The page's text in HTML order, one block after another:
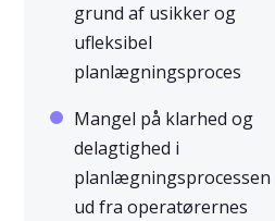
grund af usikker og
ufleksibel
planlægningsproces
Mangel på klarhed og
delagtighed i
planlægningsprocessen
ud fra operatørernes